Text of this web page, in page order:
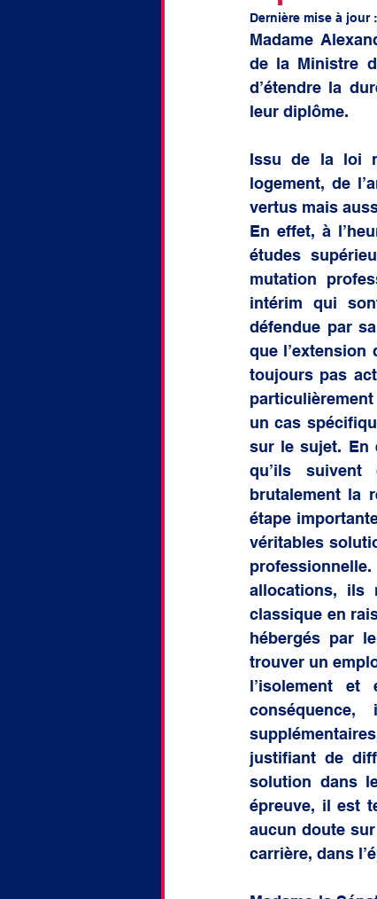
doctoratDernière mise à jour :
Madame
de la Ministre
d’étendre la
leur diplôme.
Issu de la loi
logement, de
vertus mais
En effet, à
études
mutation
intérim qui
défendue par
que
toujours pas
un cas
sur le sujet. En
qu’ils suivent
brutalement la
étape
véritables
allocations, ils
classique en
hébergés par
trouver un
l’isolement et
justifiant de
solution dans
épreuve, il est
aucun doute
carrière, dans